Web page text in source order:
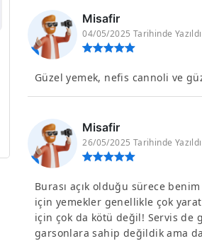
Misafir
04/05/2025 Tarihinde
Güzel yemek, nefis cannoli ve
Misafir
26/05/2025 Tarihinde
Burası açık olduğu sürece
için yemekler genellikle çok
için çok da kötü değil! Servis de
garsonlara sahip değildik ama